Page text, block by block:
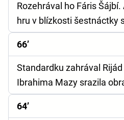
Rozehrával ho Fáris
hru v blízkosti šestnáctky
66’
Standardku zahrával
Ibrahima Mazy srazila
64’